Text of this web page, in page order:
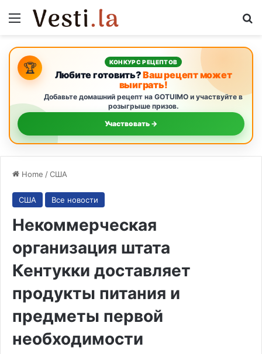
Menu
🏆 КОНКУРС РЕЦЕПТОВ
Любите готовить?Ваш рецепт может
выиграть!
Добавьте домашний рецепт на GOTUIMO и участвуйте в
розыгрыше призов.
Участвовать →
Home /США
США Все новости
Некоммерческая
организация штата
Кентукки доставляет
продукты питания и
предметы первой
необходимости